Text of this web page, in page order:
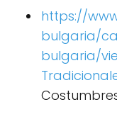
https://
bulgaria/
bulgaria/